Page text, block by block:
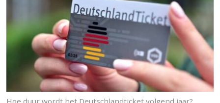
Hoe duur wordt het Deutschlandticket volgend jaar?